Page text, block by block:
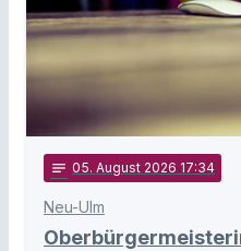
notes 05. August 2026 17:34
Neu-Ulm